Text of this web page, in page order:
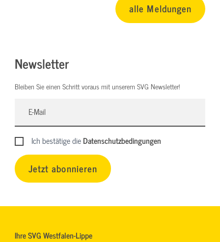
alle Meldungen
Newsletter
Bleiben Sie einen Schritt voraus mit unserem SVG Newsletter!
Ich bestätige dieDatenschutzbedingungen
Jetzt abonnieren
Ihre SVG Westfalen-Lippe